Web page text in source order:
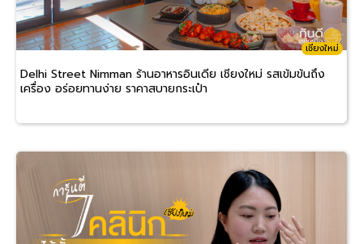
เชียงใหม่
Delhi Street Nimman ร้านอาหารอินเดีย เชียงใหม่ รสเข้มข้นถึง
เครื่อง อร่อยทานง่าย ราคาสบายกระเป๋า